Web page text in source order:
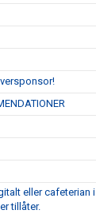
eller cafeterian i
tillåter.